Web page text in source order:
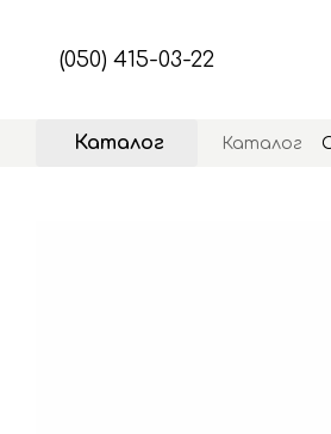
(050) 415-03-22
Каталог Каталог